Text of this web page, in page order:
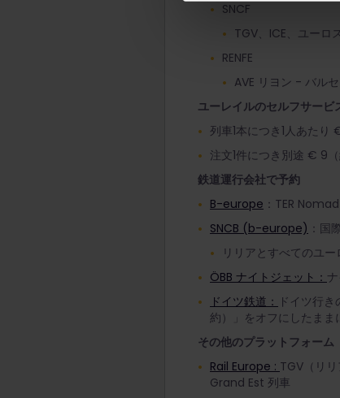
SNCF
TGV、ICE、ユーロ
RENFE
AVE リヨン - バル
ユーレイルのセルフサー
列車1本につき1人あたり
注文1件につき別途 € 9（
鉄道運行会社で予約
B-europe ：TER
SNCB (b-europe) ：国
リリアとすべてのユ
ÖBB ナイトジェット：
ドイツ鉄道： ドイツ行
約）」をオフにしたまま
その他のプラットフォーム
Rail Europe : TGV（リ
Grand Est 列車